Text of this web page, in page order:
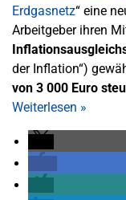
Erdgasnetz“ eine
Arbeitgeber ihren
der Inflation“)
von 3 000 Euro
Weiterlesen »